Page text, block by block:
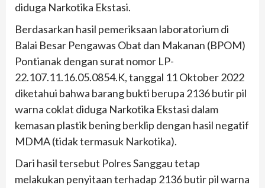
diduga Narkotika Ekstasi.
Berdasarkan hasil pemeriksaan laboratorium di
Balai Besar Pengawas Obat dan Makanan (BPOM)
Pontianak dengan surat nomor LP-
22.107.11.16.05.0854.K, tanggal 11 Oktober 2022
diketahui bahwa barang bukti berupa 2136 butir pil
warna coklat diduga Narkotika Ekstasi dalam
kemasan plastik bening berklip dengan hasil negatif
MDMA (tidak termasuk Narkotika).
Dari hasil tersebut Polres Sanggau tetap
melakukan penyitaan terhadap 2136 butir pil warna